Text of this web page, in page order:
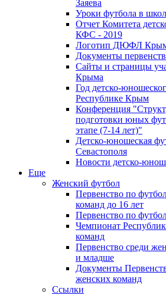
Заяева
Уроки футбола в
Отчет Комитета
КФС - 2019
Логотип ДЮФЛ
Документы
Сайты и страницы
Крыма
Год детско-
Республике Крым
Конференция
подготовки юных
этапе (7-14 лет)"
Детско-юношеская
Севастополя
Новости детско-
Еще
Женский футбол
Первенство по
команд до 16 лет
Первенство по
Чемпионат
команд
Первенство среди
и младше
Документы
женских команд
Ссылки